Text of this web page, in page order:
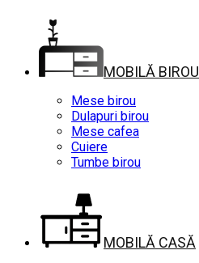
MOBILĂ BIROU
Mese birou
Dulapuri birou
Mese cafea
Cuiere
Tumbe birou
MOBILĂ CASĂ